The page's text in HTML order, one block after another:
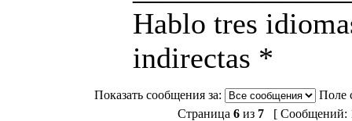
Hablo tres
indirectas *
Показать сообщения за:
Поле
Страница 6 из 7 [ Сообщений: